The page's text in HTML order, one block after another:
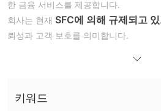
한 금융 서비스를 제공합니다.
회사는 현재 SFC에 의해 규제되고
뢰성과 고객 보호를 의미합니다.
라이선스 번호 BPS863으로 잘 규
키워드